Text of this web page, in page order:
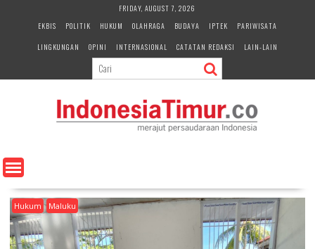
e
n
FRIDAY, AUGUST 7, 2026
EKBIS
POLITIK HUKUM OLAHRAGA BUDAYA IPTEK
PARIWISATA
LINGKUNGAN
OPINI INTERNASIONAL CATATAN REDAKSI LAIN-LAIN
Hukum Maluku